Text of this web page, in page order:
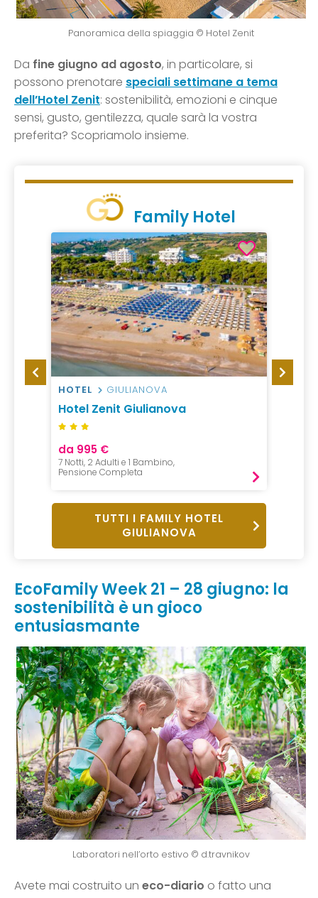
Panoramica della spiaggia © Hotel Zenit
Da fine giugno ad agosto, in particolare, si
possono prenotare speciali settimane a tema
dell’Hotel Zenit: sostenibilità, emozioni e cinque
sensi, gusto, gentilezza, quale sarà la vostra
preferita? Scopriamolo insieme.
Family Hotel
HOTEL GIULIANOVA
Hotel Zenit Giulianova
da 995 €
7 Notti, 2 Adulti e 1 Bambino,
Pensione Completa
HOTEL
TUTTI I FAMILY HOTEL
GIULIANOVA
EcoFamily Week 21 – 28 giugno: la
sostenibilità è un gioco
entusiasmante
Laboratori nell’orto estivo © d.travnikov
Avete mai costruito un eco-diario o fatto una